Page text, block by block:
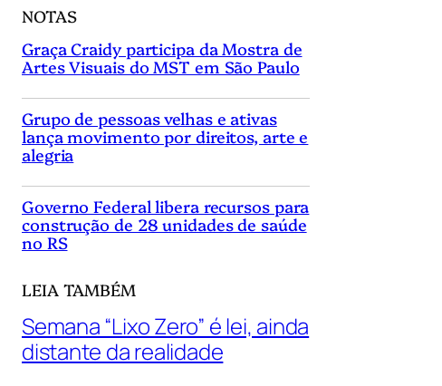
NOTAS
Graça Craidy participa da Mostra de
Artes Visuais do MST em São Paulo
Grupo de pessoas velhas e ativas
lança movimento por direitos, arte e
alegria
Governo Federal libera recursos para
construção de 28 unidades de saúde
no RS
LEIA TAMBÉM
Semana “Lixo Zero” é lei, ainda
distante da realidade